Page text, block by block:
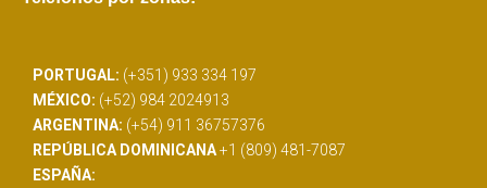
PORTUGAL: (+351) 933 334 197
MÉXICO: (+52) 984 2024913
ARGENTINA: (+54) 911 36757376
REPÚBLICA DOMINICANA+1 (809) 481-7087
ESPAÑA: